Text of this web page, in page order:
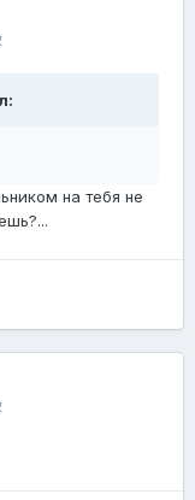
на тебя не